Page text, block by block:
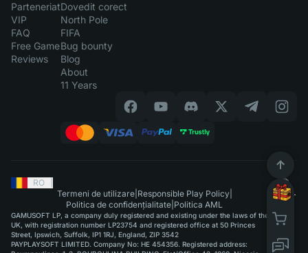
Parteneriat
VIP
FAQ
Free Game
Reviews
Dovedit corect
North Pole
FIFA
Bug bounty
Blog
About
11 Years
RO
Termeni de utilizare| Responsible Play Policy|
Politica de confidențialitate Politica AML
GAMUSOFT LP, a company duly registered and existing under the laws of the
UK, with registration number LP23754 and registered office at 50 Princes
Street, Ipswich, Suffolk, IP1 1RJ, England, ZIP 3542
PAYPLAYSOFT LIMITED. Company No: HE 454356. Registered address: